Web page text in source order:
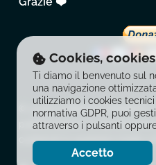
© 2026 La Balestra Moderna.
pubblicazione, la
contenuti in qualsiasi modo o
Cookies,
Ti diamo il benvenuto sul
una navigazione
utilizziamo i cookies
normativa GDPR, puoi
attraverso i pulsanti
Accetto